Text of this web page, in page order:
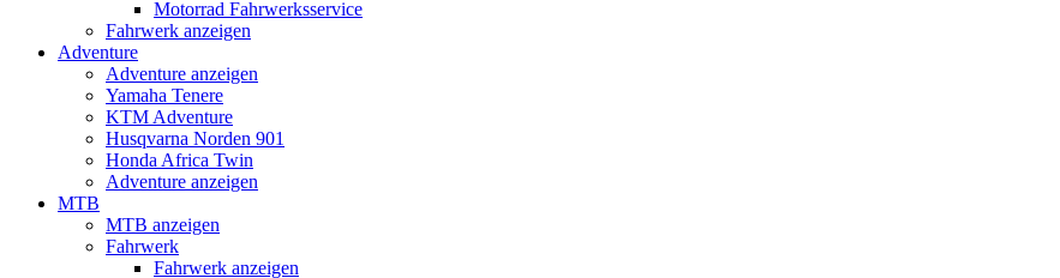
Motorrad Fahrwerksservice
Fahrwerk anzeigen
Adventure
Adventure anzeigen
Yamaha Tenere
KTM Adventure
Husqvarna Norden 901
Honda Africa Twin
Adventure anzeigen
MTB
MTB anzeigen
Fahrwerk
Fahrwerk anzeigen